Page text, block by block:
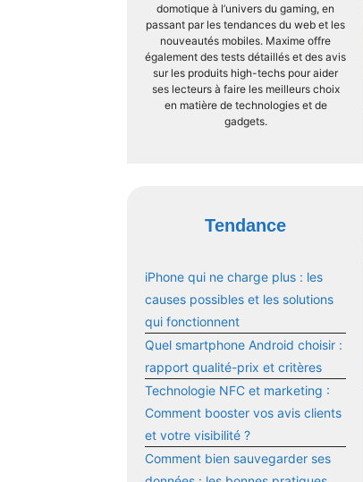
domotique à l’univers du gaming, en
passant par les tendances du web et les
nouveautés mobiles. Maxime offre
également des tests détaillés et des avis
sur les produits high-techs pour aider
ses lecteurs à faire les meilleurs choix
en matière de technologies et de
gadgets.
Tendance
iPhone qui ne charge plus : les
causes possibles et les solutions
qui fonctionnent
Quel smartphone Android choisir :
rapport qualité-prix et critères
Technologie NFC et marketing :
Comment booster vos avis clients
et votre visibilité ?
Comment bien sauvegarder ses